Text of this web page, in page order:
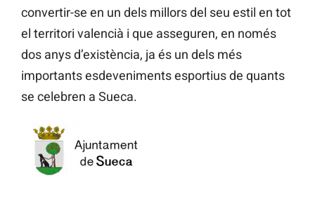
convertir-se en un dels millors del seu estil en tot
el territori valencià i que asseguren, en només
dos anys d’existència, ja és un dels més
importants esdeveniments esportius de quants
se celebren a Sueca.